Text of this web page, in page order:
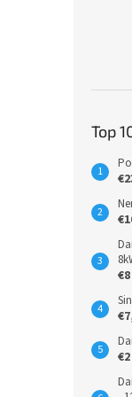
Top